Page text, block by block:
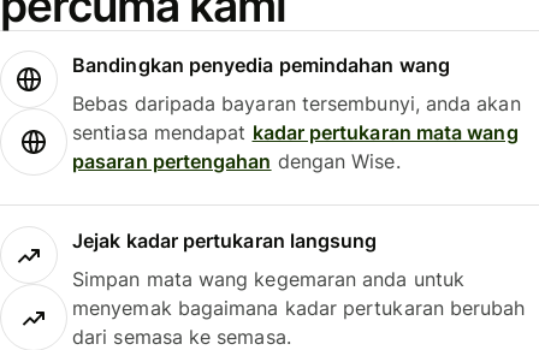
Bandingkan penyedia pemindahan wang
Bebas daripada bayaran tersembunyi, anda akan
sentiasa mendapat kadar pertukaran mata wang
pasaran pertengahan dengan Wise.
Jejak kadar pertukaran langsung
Simpan mata wang kegemaran anda untuk
menyemak bagaimana kadar pertukaran berubah
dari semasa ke semasa.